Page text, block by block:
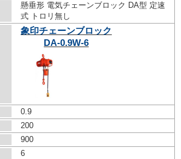
懸垂形 電気チェーンブロック DA型 定速
式 トロリ無し
象印チェーンブロック
DA-0.9W-6
0.9
200
900
6